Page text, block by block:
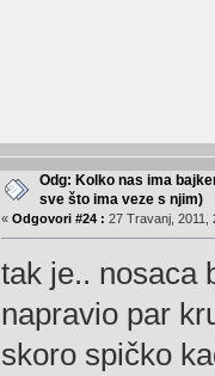
Odg: Kolko nas ima
sve što ima veze s njim)
« Odgovori #24 : 27 Travanj, 2011,
tak je.. nosaca
napravio par
skoro spičko